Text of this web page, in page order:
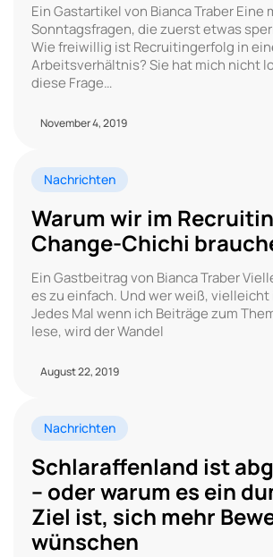
Ein Gastartikel von Bianca Traber Eine
Sonntagsfragen, die zuerst etwas
Wie freiwillig ist Recruitingerfolg in
Arbeitsverhältnis? Sie hat mich nicht
diese Frage…
November 4, 2019
Nachrichten
Warum wir im
Change-Chichi
Ein Gastbeitrag von Bianca Traber
es zu einfach. Und wer weiß, vielleicht
Jedes Mal wenn ich Beiträge zum
lese, wird der Wandel
August 22, 2019
Nachrichten
Schlaraffenland ist
– oder warum es ein
Ziel ist, sich mehr
wünschen